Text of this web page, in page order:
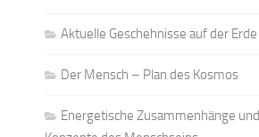
Aktuelle Geschehnisse auf der Erde
Der Mensch – Plan des Kosmos
Energetische Zusammenhänge und